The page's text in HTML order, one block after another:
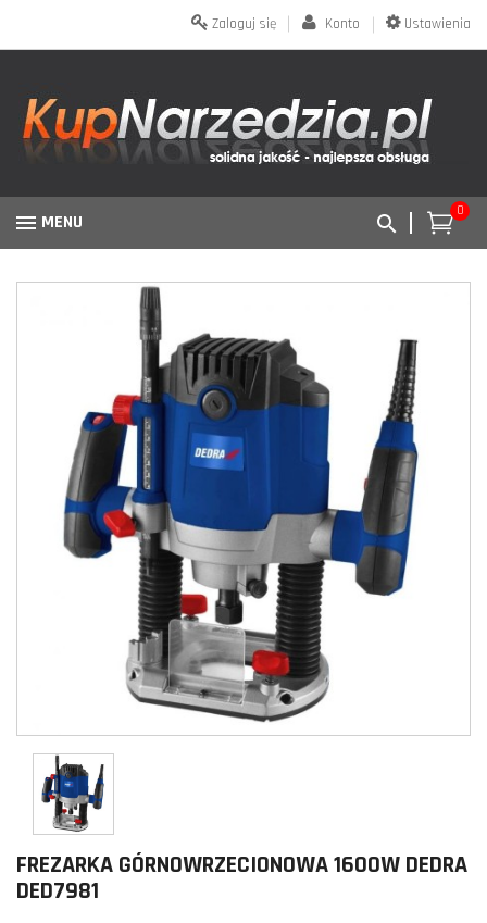
Ustawienia
Konto
Zaloguj się
0
MENU
FREZARKA GÓRNOWRZECIONOWA 1600W DEDRA
DED7981